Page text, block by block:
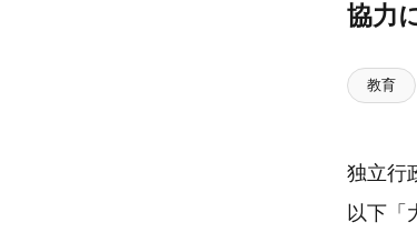
協力
教育
独立行
以下「